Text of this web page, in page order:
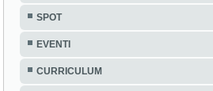
SPOT
EVENTI
CURRICULUM